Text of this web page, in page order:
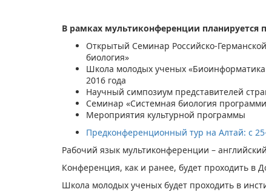
В рамках мультиконференции планируется
Открытый Cеминар Российско-
биология»
Школа молодых ученых «Биоинформатика
2016 года
Научный симпозиум представителей
Семинар «Системная биология
Мероприятия культурной программы
Предконференционный тур на Алтай: с 25-
Рабочий язык мультиконференции –
Конференция, как и ранее, будет проходить в
Школа молодых ученых будет проходить в